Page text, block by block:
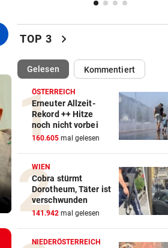
steigen von Linz
zu Abfangflügen
auf
Strittiger
Sager:
recht hat …
Urlauber war mit illegalen
TOP 3 chevron_right
Gelesen(ausgewählt)Kommentiert
ÖSTERREICH
Erneuter Allzeit-
Rekord ++ Hitze
noch nicht vorbei
160.605 mal gelesen
WIEN
Cobra stürmt
Dorotheum, Täter ist
verschwunden
141.942 mal gelesen
NIEDERÖSTERREICH